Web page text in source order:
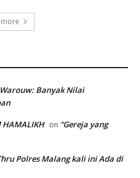
Warouw: Banyak Nilai
HAMALIKH on “Gereja yang
Polres Malang kali ini Ada di